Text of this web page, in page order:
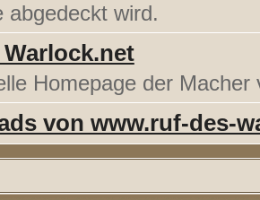
abgedeckt wird.
Homepage der Macher
von www.ruf-des-